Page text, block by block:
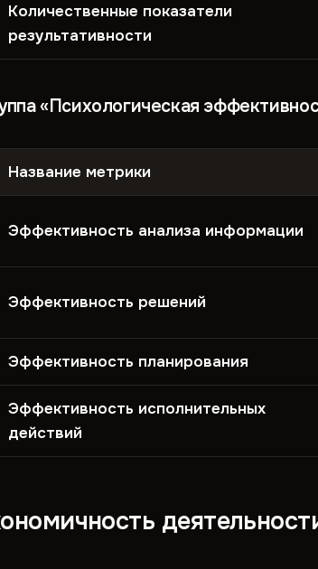
Количественные показатели
результативности
«Психологическая
Название метрики
Эффективность анализа информации
Эффективность решений
Эффективность планирования
Эффективность исполнительных
действий